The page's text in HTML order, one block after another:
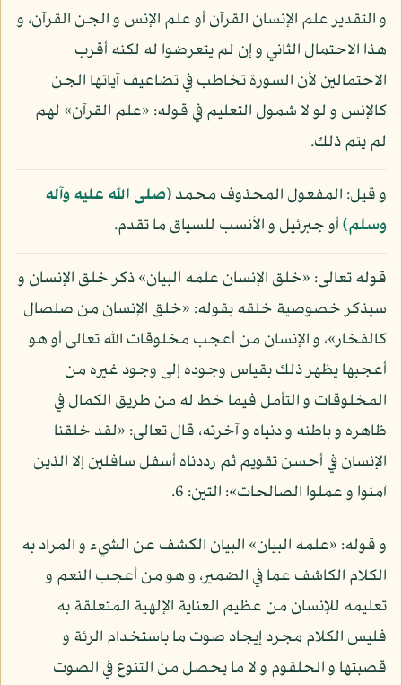
و التقدير علم الإنسان القرآن أو علم الإنس و الجن القرآن، و
هذا الاحتمال الثاني و إن لم يتعرضوا له لكنه أقرب
الاحتمالين لأن السورة تخاطب في تضاعيف آياتها الجن
كالإنس و لو لا شمول التعليم في قوله: «علم القرآن» لهم
لم يتم ذلك.
و قيل: المفعول المحذوف محمد(صلى الله عليه وآله
وسلم)أو جبرئيل و الأنسب للسياق ما تقدم.
قوله تعالى: «خلق الإنسان علمه البيان» ذكر خلق الإنسان و
سيذكر خصوصية خلقه بقوله: «خلق الإنسان من صلصال
كالفخار»، و الإنسان من أعجب مخلوقات الله تعالى أو هو
أعجبها يظهر ذلك بقياس وجوده إلى وجود غيره من
المخلوقات و التأمل فيما خط له من طريق الكمال في
ظاهره و باطنه و دنياه و آخرته، قال تعالى: «لقد خلقنا
الإنسان في أحسن تقويم ثم رددناه أسفل سافلين إلا الذين
آمنوا و عملوا الصالحات»: التين: 6.
و قوله: «علمه البيان» البيان الكشف عن الشيء و المراد به
الكلام الكاشف عما في الضمير، و هو من أعجب النعم و
تعليمه للإنسان من عظيم العناية الإلهية المتعلقة به
فليس الكلام مجرد إيجاد صوت ما باستخدام الرئة و
قصبتها و الحلقوم و لا ما يحصل من التنوع في الصوت